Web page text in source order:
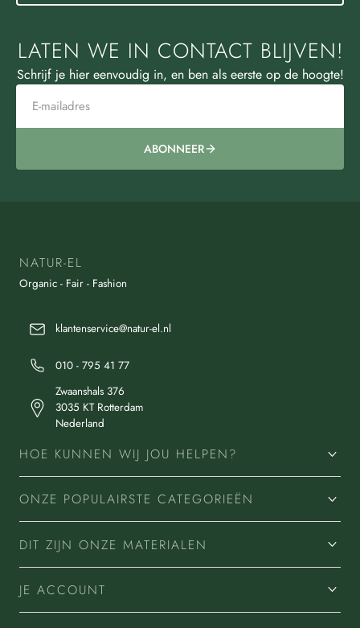
LATEN WE IN CONTACT BLIJVEN!
Schrijf je hier eenvoudig in, en ben als eerste op de hoogte!
ABONNEER
NATUR-EL
Organic - Fair - Fashion
klantenservice@natur-el.nl
010 - 795 41 77
Zwaanshals 376
3035 KT Rotterdam
Nederland
HOE KUNNEN WIJ JOU HELPEN?
ONZE POPULAIRSTE CATEGORIEËN
DIT ZIJN ONZE MATERIALEN
JE ACCOUNT